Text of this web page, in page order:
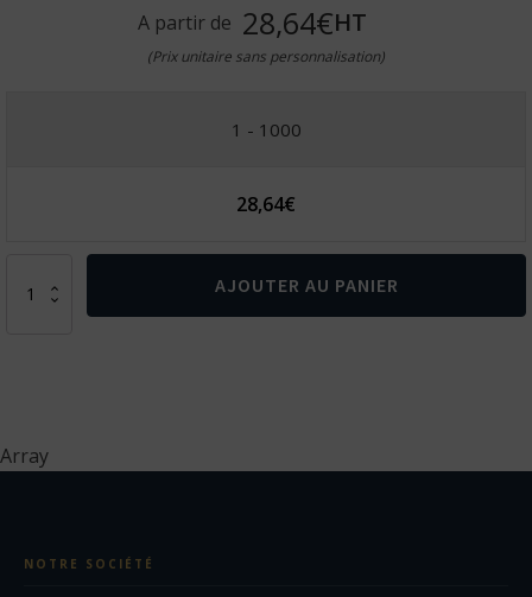
A partir de 28,64€HT
(Prix unitaire sans personnalisation)
1 - 1000
28,64€
enfant
AJOUTER AU PANIER
Array
NOTRE SOCIÉTÉ